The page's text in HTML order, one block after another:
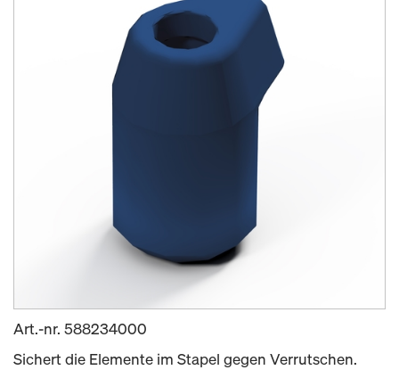
Art.-nr. 588234000
Sichert die Elemente im Stapel gegen Verrutschen.